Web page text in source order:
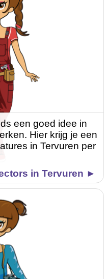
een goed idee in
Hier krijg je een
in Tervuren per
in Tervuren ►